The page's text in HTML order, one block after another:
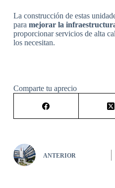
La construcción de estas
para mejorar la
proporcionar servicios de alta
los necesitan.
Comparte tu aprecio
ANTERIOR